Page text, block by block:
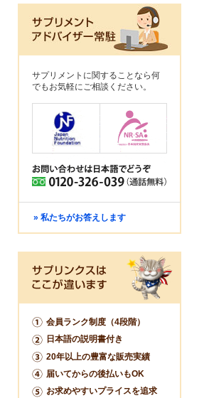
サプリメントに関することなら何
でもお気軽にご相談ください。
» 私たちがお答えします
会員ランク制度（4段階）
日本語の説明書付き
20年以上の豊富な販売実績
届いてからの後払いもOK
お求めやすいプライスを追求